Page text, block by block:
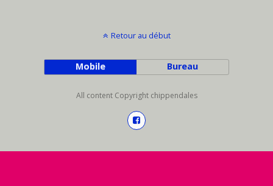
Retour au début
Mobile Bureau
All content Copyright chippendales